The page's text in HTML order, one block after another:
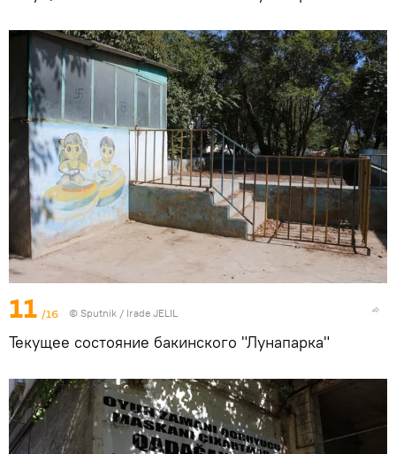
11 /16 © Sputnik / Irade JELIL
Текущее состояние бакинского "Лунапарка"